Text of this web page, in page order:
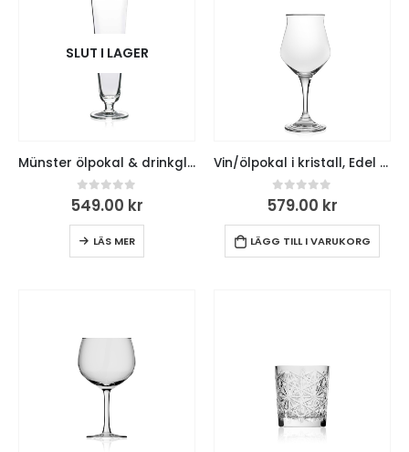
SLUT I LAGER
Münster ölpokal & drinkglas i kristall, 0,3, 6-pack
0 out of 5
549.00 kr
LÄS MER
Vin/ölpokal i kristall, Edel 40cl, 6-pack
0out of 5
579.00 kr
LÄGG TILL I VARUKORG